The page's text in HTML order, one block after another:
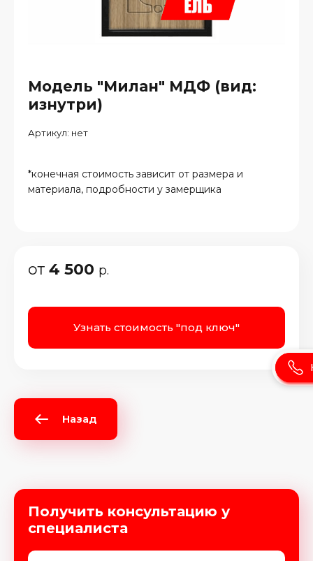
Модель "Милан" МДФ (вид:
изнутри)
Артикул: нет
*конечная стоимость зависит от размера и
материала, подробности у замерщика
от 4 500 р.
Узнать стоимость "под ключ"
Назад
Получить консультацию у
специалиста